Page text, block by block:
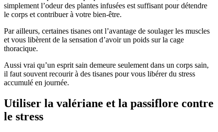
simplement l’odeur des plantes infusées est suffisant pour détendre
le corps et contribuer à votre bien-être.
Par ailleurs, certaines tisanes ont l’avantage de soulager les muscles
et vous libèrent de la sensation d’avoir un poids sur la cage
thoracique.
Aussi vrai qu’un esprit sain demeure seulement dans un corps sain,
il faut souvent recourir à des tisanes pour vous libérer du stress
accumulé en journée.
Utiliser la valériane et la passiflore contre
le stress